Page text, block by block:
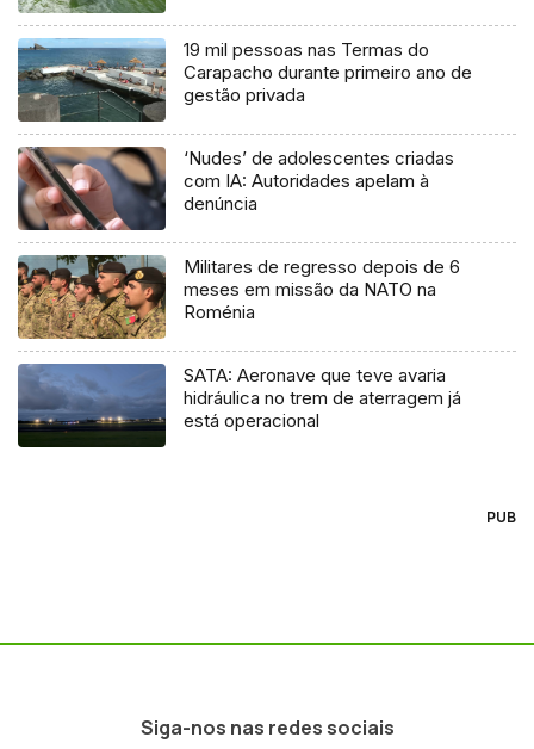
19 mil pessoas nas Termas do
Carapacho durante primeiro ano de
gestão privada
‘Nudes’ de adolescentes criadas
com IA: Autoridades apelam à
denúncia
Militares de regresso depois de 6
meses em missão da NATO na
Roménia
SATA: Aeronave que teve avaria
hidráulica no trem de aterragem já
está operacional
PUB
Siga-nos nas redes sociais